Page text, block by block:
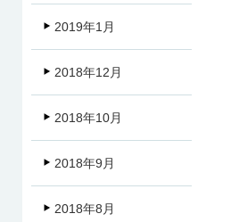
2019年1月
2018年12月
2018年10月
2018年9月
2018年8月